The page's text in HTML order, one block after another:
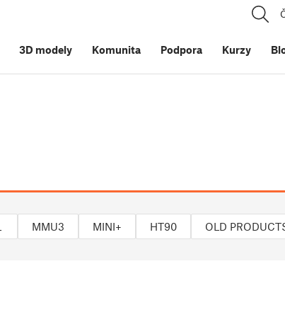
3D modely Komunita Podpora Kurzy
MMU3 MINI+ HT90 OLD